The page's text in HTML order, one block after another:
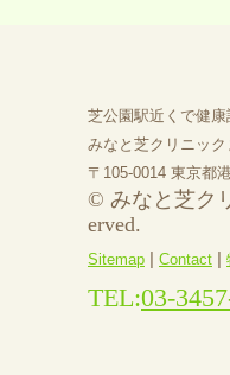
芝公園駅近くで健康
みなと芝クリニック
〒105-0014 東京都
© みなと芝ク
erved.
Sitemap | Contact |
TEL:03-